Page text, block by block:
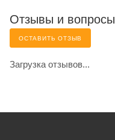
Отзывы и вопросы
ОСТАВИТЬ ОТЗЫВ
Загрузка отзывов...